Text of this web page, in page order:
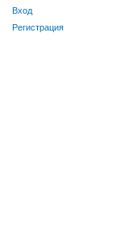
Вход
Регистрация